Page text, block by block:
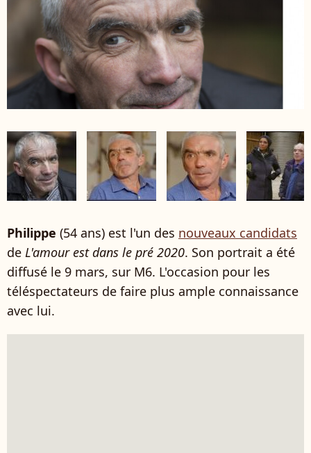
Philippe (54 ans) est l'un des nouveaux candidats
de L'amour est dans le pré 2020. Son portrait a été
diffusé le 9 mars, sur M6. L'occasion pour les
téléspectateurs de faire plus ample connaissance
avec lui.